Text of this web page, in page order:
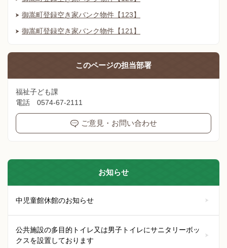
御嵩町登録空き家バンク物件【123】
御嵩町登録空き家バンク物件【121】
このページの担当部署
福祉子ども課
電話 0574-67-2111
ご意見・お問い合わせ
お知らせ
中児童館休館のお知らせ
公共施設の多目的トイレ又は男子トイレにサニタリーボッ
クスを設置しております